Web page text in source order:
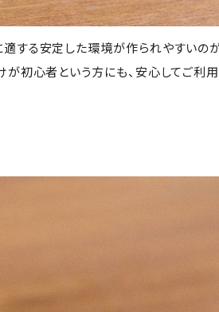
する安定した環境が作られやすいの
初心者という方にも、安心してご利